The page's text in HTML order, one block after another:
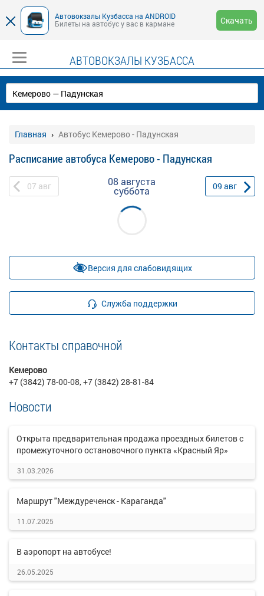
Автовокзалы Кузбасса на ANDROID
Билеты на автобус у вас в кармане
Скачать
АВТОВОКЗАЛЫ КУЗБАССА
Главная Автобус Кемерово - Падунская
Расписание автобуса Кемерово - Падунская
07 авг 08 августа
суббота 09 авг
Версия для слабовидящих
Служба поддержки
Контакты справочной
Кемерово
+7 (3842) 78-00-08, +7 (3842) 28-81-84
Новости
Открыта предварительная продажа проездных билетов с
промежуточного остановочного пункта «Красный Яр»
31.03.2026
Маршрут "Междуреченск - Караганда"
11.07.2025
В аэропорт на автобусе!
26.05.2025